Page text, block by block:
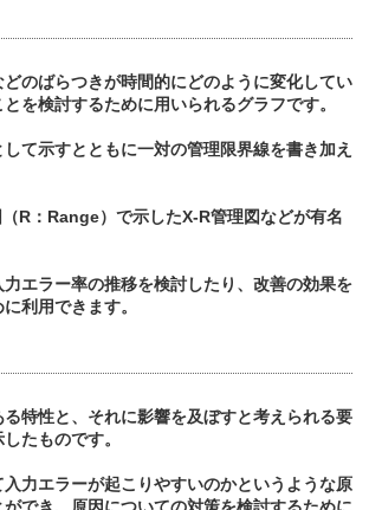
のばらつきが時間的にどのように変化してい
を検討するために用いられるグラフです。
て示すとともに一対の管理限界線を書き加え
R：Range）で示したX-R管理図などが有名
エラー率の推移を検討したり、改善の効果を
利用できます。
特性と、それに影響を及ぼすと考えられる要
たものです。
力エラーが起こりやすいのかというような原